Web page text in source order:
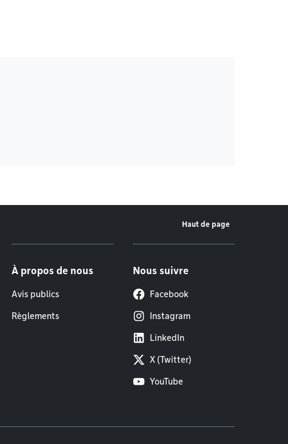
Haut de page
À propos de nous
Avis publics
Règlements
Nous suivre
Facebook
Instagram
LinkedIn
X (Twitter)
YouTube